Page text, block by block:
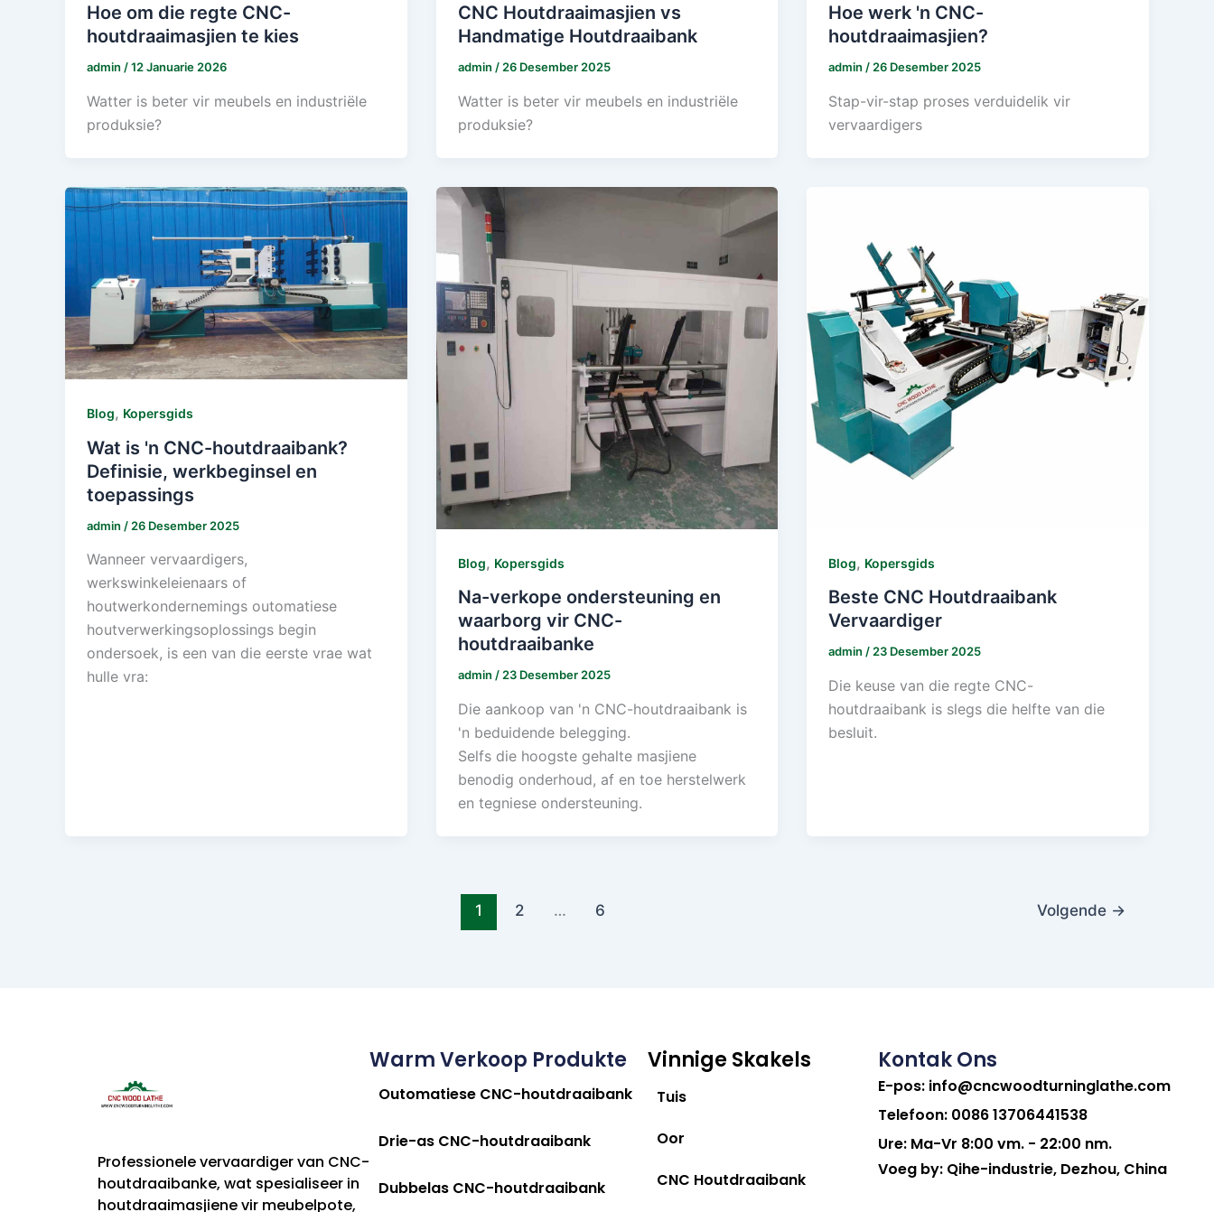
Hoe om die regte CNC-
houtdraaimasjien te kies
admin /12 Januarie 2026
Watter is beter vir meubels en industriële
produksie?
CNC Houtdraaimasjien vs
Handmatige Houtdraaibank
admin /26 Desember 2025
Watter is beter vir meubels en industriële
produksie?
Hoe werk 'n CNC-
houtdraaimasjien?
admin/26 Desember 2025
Stap-vir-stap proses verduidelik vir
vervaardigers
Blog, Kopersgids
Wat is 'n CNC-houtdraaibank?
Definisie, werkbeginsel en
toepassings
admin / 26 Desember 2025
Wanneer vervaardigers,
werkswinkeleienaars of
houtwerkondernemings outomatiese
houtverwerkingsoplossings begin
ondersoek, is een van die eerste vrae wat
hulle vra:
Blog, Kopersgids
Na-verkope ondersteuning en
waarborg vir CNC-
houtdraaibanke
admin /23 Desember 2025
Die aankoop van 'n CNC-houtdraaibank is
'n beduidende belegging.
Selfs die hoogste gehalte masjiene
benodig onderhoud, af en toe herstelwerk
en tegniese ondersteuning.
Blog, Kopersgids
Beste CNC Houtdraaibank
Vervaardiger
admin/23 Desember 2025
Die keuse van die regte CNC-
houtdraaibank is slegs die helfte van die
besluit.
1 2 … 6 Volgende →
Professionele vervaardiger van CNC-
houtdraaibanke, wat spesialiseer in
houtdraaimasjiene vir meubelpote,
Warm Verkoop Produkte
Outomatiese CNC-houtdraaibank
Drie-as CNC-houtdraaibank
Dubbelas CNC-houtdraaibank
Vinnige Skakels
Tuis
Oor
CNC Houtdraaibank
Kontak Ons
E-pos: info@cncwoodturninglathe.com
Telefoon: 0086 13706441538
Ure: Ma-Vr 8:00 vm. - 22:00 nm.
Voeg by: Qihe-industrie, Dezhou, China